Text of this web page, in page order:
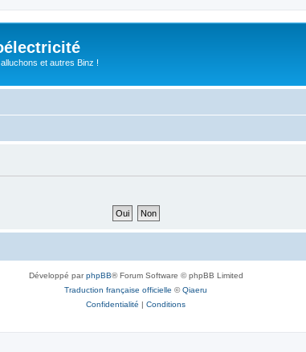
et autres Binz !
Développé parphpBB® Forum Software © phpBB Limited
Traduction française officielle ©Qiaeru
Confidentialité | Conditions